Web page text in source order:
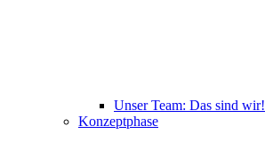
Unser Team: Das sind wir!
Konzeptphase